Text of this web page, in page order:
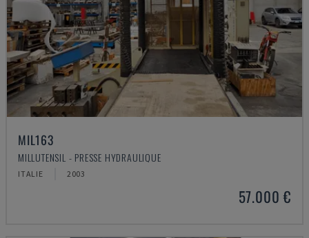
MIL163
MILLUTENSIL - PRESSE HYDRAULIQUE
ITALIE 2003
57.000 €